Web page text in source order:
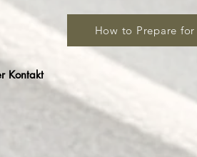
How to Prepare
Kontakt